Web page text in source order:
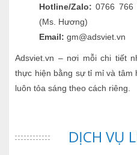
Hotline/Zalo: 0766 766
(Ms. Hương)
Email: gm@adsviet.vn
Adsviet.vn – nơi mỗi chi tiết
thực hiện bằng sự tỉ mỉ và tâm
luôn tỏa sáng theo cách riêng.
DỊCH VỤ